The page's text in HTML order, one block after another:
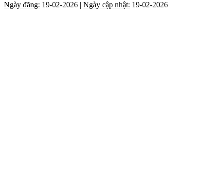
Ngày đăng: 19-02-2026 | Ngày cập nhật: 19-02-2026